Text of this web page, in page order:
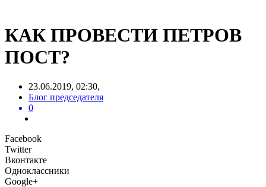
КАК ПРОВЕСТИ ПЕТРОВ
ПОСТ?
23.06.2019, 02:30,
Блог председателя
0
Facebook
Twitter
Вконтакте
Одноклассники
Google+